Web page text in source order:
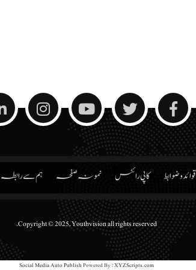
قوائد و ضوابط کاپی رائٹس نمونہ صفحہ ہم سے رابطہ
Copyright © 2025, Youthvision all rights reserved.
Social Media Auto PublishPowered By :XYZScripts.com